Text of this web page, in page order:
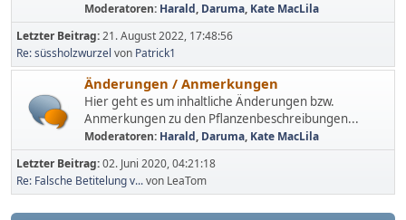
Moderatoren: Harald, Daruma, Kate MacLila
Letzter Beitrag:21. August 2022, 17:48:56
Re: süssholzwurzel von Patrick1
Änderungen / Anmerkungen
Hier geht es um inhaltliche Änderungen bzw.
Anmerkungen zu den Pflanzenbeschreibungen...
Moderatoren: Harald, Daruma, Kate MacLila
Letzter Beitrag:02. Juni 2020, 04:21:18
Re: Falsche Betitelung v...von LeaTom